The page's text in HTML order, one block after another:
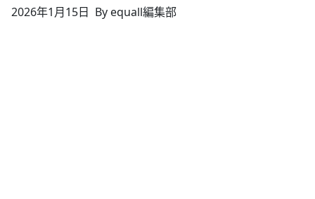
2026年1月15日 By equall編集部